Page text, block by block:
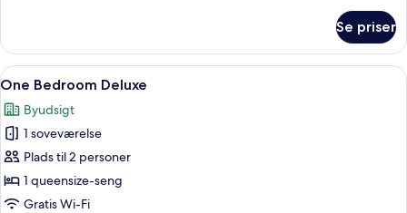
Bedroom
Executive
Se priser
Indlæs
alle
billeder
af
One
Bedroom
Deluxe
Et hotelværelse med seng,
4
One Bedroom Deluxe
Byudsigt
1 soveværelse
Plads til 2 personer
1 queensize-seng
Gratis Wi-Fi